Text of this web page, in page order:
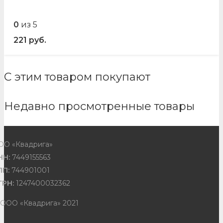
0 из 5
221 руб.
С этим товаром покупают
Недавно просмотренные товары
«Квадрига»
7449155563
744901001
1247400032362
«Квадрига» 2021